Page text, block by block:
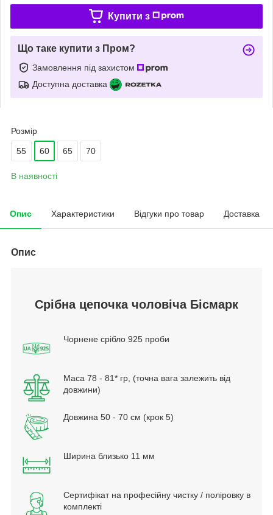
Купити з
Що таке купити з Пром?
Замовлення під захистом
Доступна доставка
Розмір
55 60 65 70
В наявності
Опис Характеристики Відгуки про товар Доставка
Опис
Срібна цепочка чоловіча Бісмарк
Чорнене срібло 925 проби
Маса 78 - 81* гр, (точна вага залежить від
довжини)
Довжина 50 - 70 см (крок 5)
Ширина близько 11 мм
Сертифікат на професійну чистку / поліровку в
комплекті